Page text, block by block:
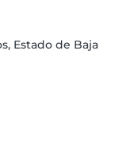
Estado de Baja